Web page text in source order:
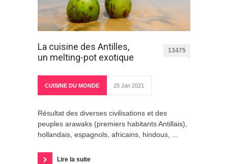
La cuisine des Antilles,
un melting-pot exotique
13475
CUISINE DU MONDE 25 Jan 2021
Résultat des diverses civilisations et des
peuples arawaks (premiers habitants Antillais),
hollandais, espagnols, africains, hindous, ...
Lire la suite